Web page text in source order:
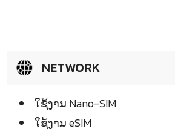
NETWORK
ໃຊ້ງານ Nano-SIM
ໃຊ້ງານ eSIM